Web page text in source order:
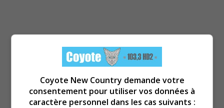
Coyote New Country demande votre
consentement pour utiliser vos données à
caractère personnel dans les cas suivants :